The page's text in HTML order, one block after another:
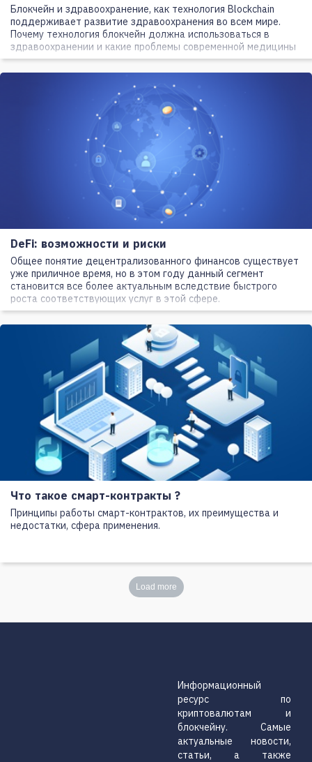
Блокчейн и здравоохранение, как технология Blockchain
поддерживает развитие здравоохранения во всем мире.
Почему технология блокчейн должна использоваться в
здравоохранении и какие проблемы современной медицины
это помогло бы решить.
DeFi: возможности и риски
Общее понятие децентрализованного финансов существует
уже приличное время, но в этом году данный сегмент
становится все более актуальным вследствие быстрого
роста соответствующих услуг в этой сфере.
Что такое смарт-контракты ?
Принципы работы смарт-контрактов, их преимущества и
недостатки, сфера применения.
Load more
Информационный
ресурс по
криптовалютам и
блокчейну. Самые
актуальные новости,
статьи, а также